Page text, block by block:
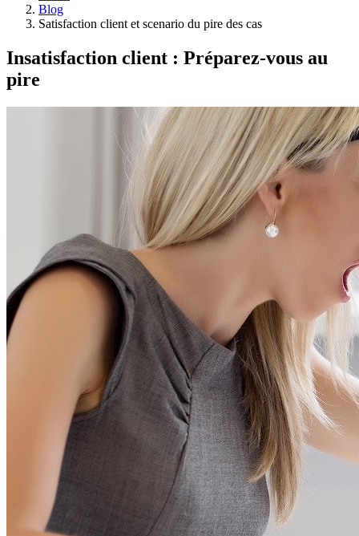
Blog
Satisfaction client et scenario du pire des cas
Insatisfaction client : Préparez-vous au
pire